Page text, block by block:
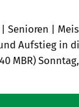
Senioren |
Aufstieg in
MBR)